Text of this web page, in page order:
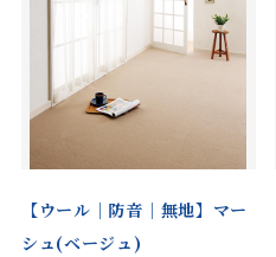
【ウール｜防音｜無地】マー
シュ(ベージュ)